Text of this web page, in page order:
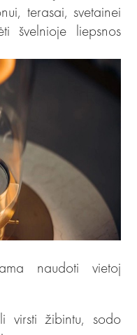
terasai, svetainei
švelnioje liepsnos
naudoti vietoj
virsti žibintu, sodo